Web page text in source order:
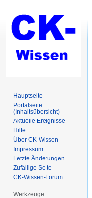
Hauptseite
Portalseite
(Inhaltsübersicht)
Aktuelle Ereignisse
Hilfe
Über CK-Wissen
Impressum
Letzte Änderungen
Zufällige Seite
CK-Wissen-Forum
Werkzeuge